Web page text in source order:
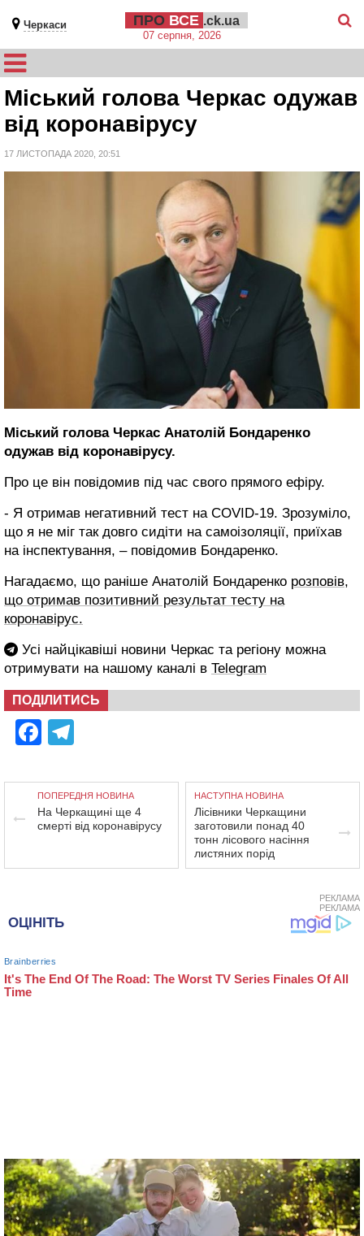
Черкаси ПРО ВСЕ .ck.ua
07 серпня, 2026
Міський голова Черкас одужав
від коронавірусу
17 ЛИСТОПАДА 2020, 20:51
Міський голова Черкас Анатолій Бондаренко
одужав від коронавірусу.
Про це він повідомив під час свого прямого ефіру.
- Я отримав негативний тест на COVID-19. Зрозуміло,
що я не міг так довго сидіти на самоізоляції, приїхав
на інспектування, – повідомив Бондаренко.
Нагадаємо, що раніше Анатолій Бондаренко розповів,
що отримав позитивний результат тесту на
коронавірус.
Усі найцікавіші новини Черкас та регіону можна
отримувати на нашому каналі в Telegram
ПОДІЛИТИСЬ
Facebook
ПОПЕРЕДНЯ НОВИНА
На Черкащині ще 4
смерті від коронавірусу
НАСТУПНА НОВИНА
Лісівники Черкащини
заготовили понад 40
тонн лісового насіння
листяних порід
РЕКЛАМА
РЕКЛАМА